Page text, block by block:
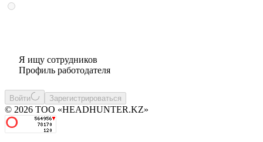
Я ищу сотрудников
Профиль работодателя
Войти Зарегистрироваться
© 2026 ТОО «HEADHUNTER.KZ»